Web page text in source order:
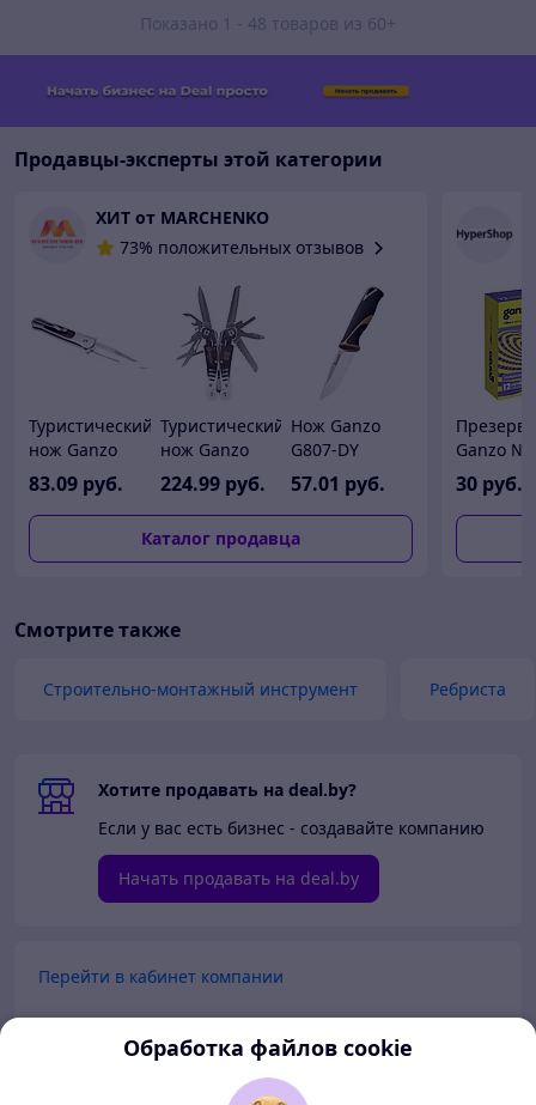
Показано 1 - 48 товаров из 60+
Продавцы-эксперты этой категории
ХИТ от MARCHENKO
73% положительных отзывов
Туристический
нож Ganzo
G707
83.09 руб.
Туристический
нож Ganzo
G301H
224.99 руб.
Нож Ganzo
G807-DY
(песочный)
57.01 руб.
Каталог продавца
Ganzo
Sense
30 руб./
Смотрите также
Строительно-монтажный инструмент Ребриста
Хотите продавать на deal.by?
Если у вас есть бизнес - создавайте компанию
Начать продавать на deal.by
Перейти в кабинет компании
Перейти в личный кабинет
Обработка файлов cookie